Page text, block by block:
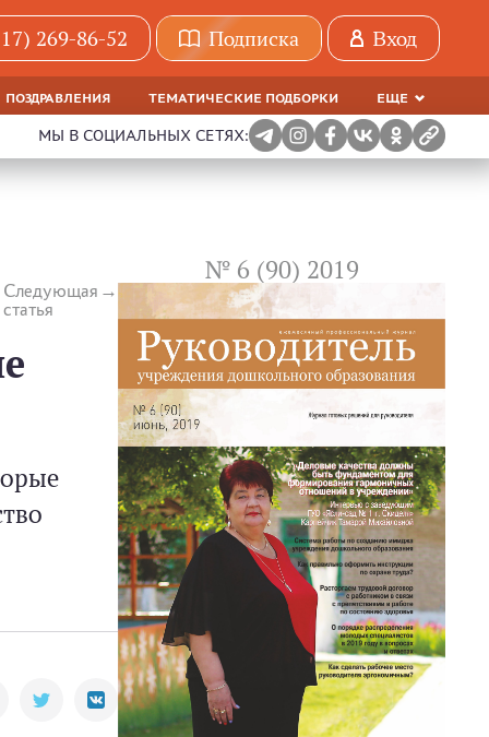
269-86-52 Подписка Вход
ПОЗДРАВЛЕНИЯ ТЕМАТИЧЕСКИЕ ПОДБОРКИ ЕЩЕ
МЫ В СОЦИАЛЬНЫХ СЕТЯХ:
Следующая
статья
№ 6 (90) 2019